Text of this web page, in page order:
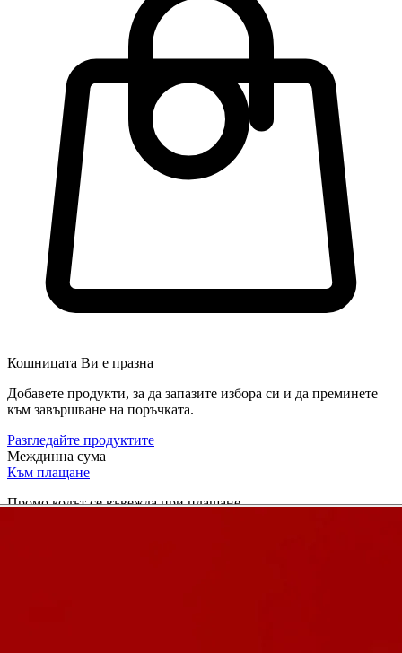
Кошницата Ви е празна
Добавете продукти, за да запазите избора си и да преминете
към завършване на поръчката.
Разгледайте продуктите
Междинна сума
Към плащане
Промо кодът се въвежда при плащане.